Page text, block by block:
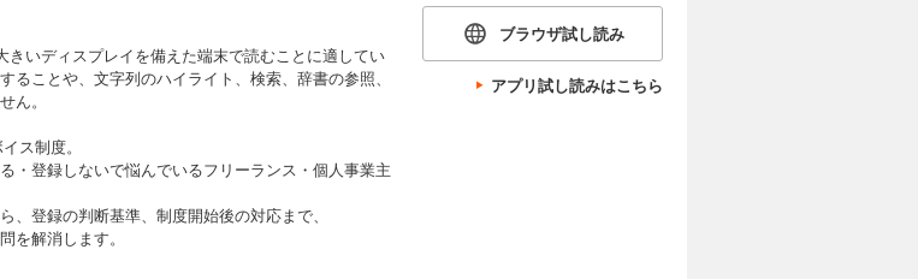
きいディスプレイを備えた端末で読むことに適してい
ることや、文字列のハイライト、検索、辞書の参照、
ん。
ス制度。
・登録しないで悩んでいるフリーランス・個人事業主
、登録の判断基準、制度開始後の対応まで、
を解消します。
ブラウザ試し読み
アプリ試し読みはこちら